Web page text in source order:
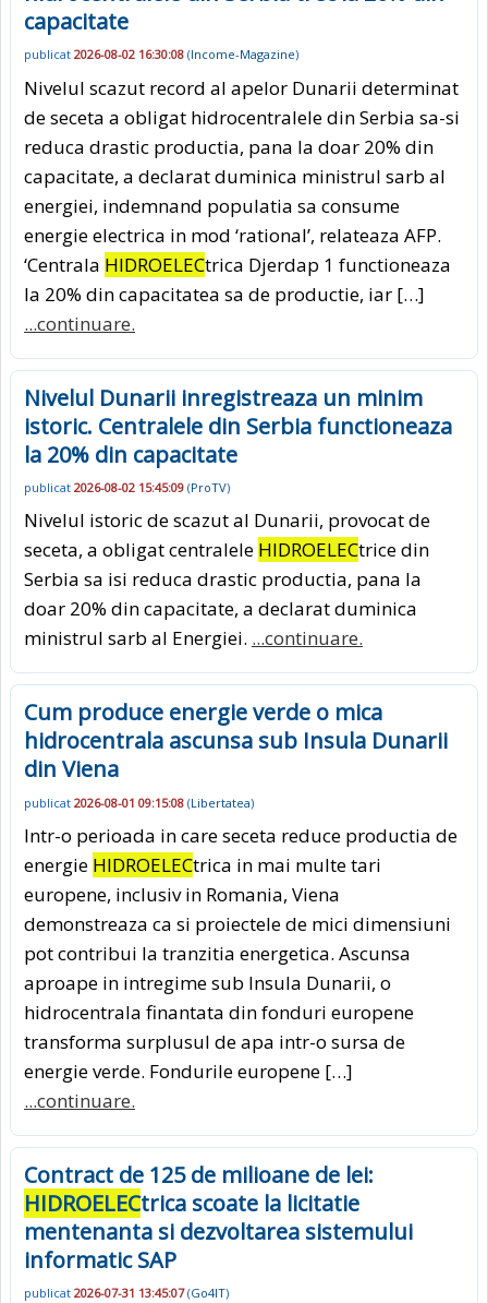
capacitate
publicat 2026-08-02 16:30:08 (Income-Magazine)
Nivelul scazut record al apelor Dunarii determinat
de seceta a obligat hidrocentralele din Serbia sa-si
reduca drastic productia, pana la doar 20% din
capacitate, a declarat duminica ministrul sarb al
energiei, indemnand populatia sa consume
energie electrica in mod ‘rational’, relateaza AFP.
‘Centrala HIDROELECtrica Djerdap 1 functioneaza
la 20% din capacitatea sa de productie, iar […]
...continuare.
Nivelul Dunarii inregistreaza un minim
istoric. Centralele din Serbia functioneaza
la 20% din capacitate
publicat 2026-08-02 15:45:09 (ProTV)
Nivelul istoric de scazut al Dunarii, provocat de
seceta, a obligat centralele HIDROELECtrice din
Serbia sa isi reduca drastic productia, pana la
doar 20% din capacitate, a declarat duminica
ministrul sarb al Energiei. ...continuare.
Cum produce energie verde o mica
hidrocentrala ascunsa sub Insula Dunarii
din Viena
publicat 2026-08-01 09:15:08 (Libertatea)
Intr-o perioada in care seceta reduce productia de
energie HIDROELECtrica in mai multe tari
europene, inclusiv in Romania, Viena
demonstreaza ca si proiectele de mici dimensiuni
pot contribui la tranzitia energetica. Ascunsa
aproape in intregime sub Insula Dunarii, o
hidrocentrala finantata din fonduri europene
transforma surplusul de apa intr-o sursa de
energie verde. Fondurile europene […]
...continuare.
Contract de 125 de milioane de lei:
HIDROELECtrica scoate la licitatie
mentenanta si dezvoltarea sistemului
informatic SAP
publicat 2026-07-31 13:45:07(Go4IT)